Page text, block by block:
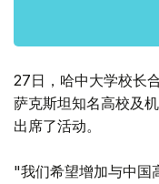
27日，哈中大学校长
萨克斯坦知名高校及
出席了活动。
"我们希望增加与中国